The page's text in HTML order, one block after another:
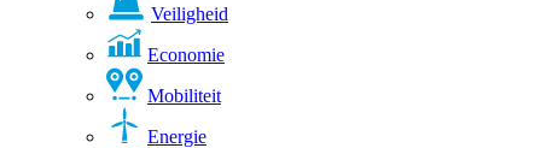
Veiligheid
Economie
Mobiliteit
Energie